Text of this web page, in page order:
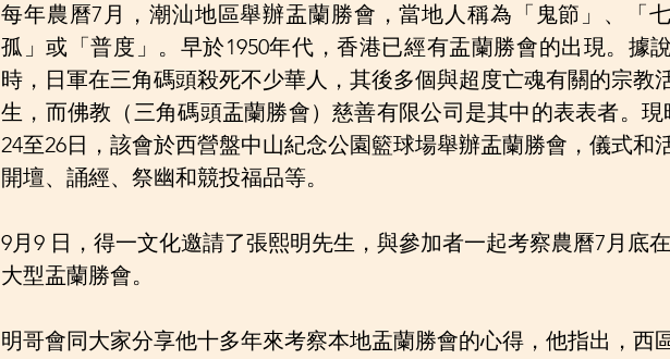
每年農曆7月，潮汕地區舉辦盂蘭勝會，當地人稱為「鬼節」、「
孤」或「普度」。早於1950年代，香港已經有盂蘭勝會的出現。據
時，日軍在三角碼頭殺死不少華人，其後多個與超度亡魂有關的宗教
生，而佛教（三角碼頭盂蘭勝會）慈善有限公司是其中的表表者。
24至26日，該會於西營盤中山紀念公園籃球場舉辦盂蘭勝會，儀式和
開壇、誦經、祭幽和競投福品等。
9月9 日，得一文化邀請了張熙明先生，與參加者一起考察農曆7月底
大型盂蘭勝會。
明哥會同大家分享他十多年來考察本地盂蘭勝會的心得，他指出，西